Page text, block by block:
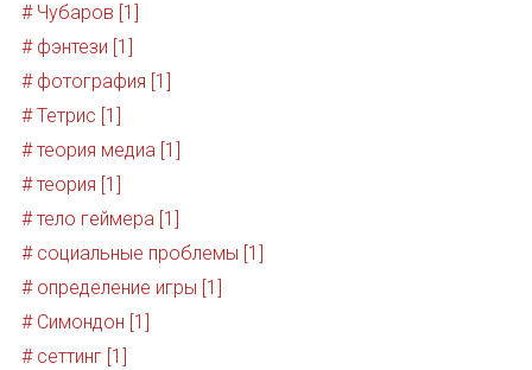
# Чубаров [1]
# фэнтези [1]
# фотография [1]
# Тетрис [1]
# теория медиа [1]
# теория [1]
# тело геймера [1]
# социальные проблемы [1]
# определение игры [1]
# Симондон [1]
# сеттинг [1]